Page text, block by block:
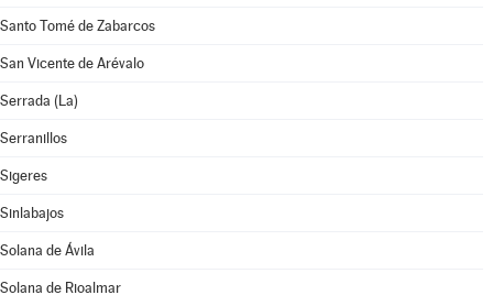
Santo Tomé de Zabarcos
San Vicente de Arévalo
Serrada (La)
Serranillos
Sigeres
Sinlabajos
Solana de Ávila
Solana de Rioalmar